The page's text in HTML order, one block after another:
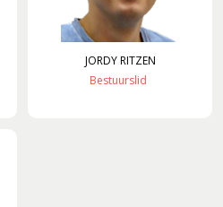
JORDY RITZEN
Bestuurslid